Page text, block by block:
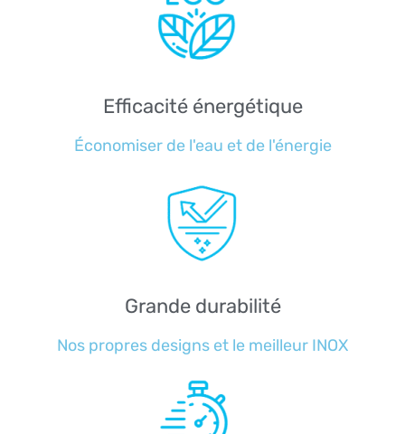
Efficacité énergétique
Économiser de l'eau et de l'énergie
Grande durabilité
Nos propres designs et le meilleur INOX